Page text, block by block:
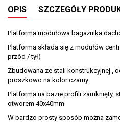
OPIS SZCZEGÓŁY
Platforma modułowa bagażnika
Platforma składa się z modułów
przód / tył)
Zbudowana ze stali konstrukcyjnej ,
proszkowo na kolor czarny
Platforma na bazie profili zamknięty,
otworem 40x40mm
W bardzo prosty sposób można